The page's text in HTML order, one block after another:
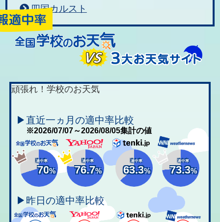
四国カルスト
頑張れ！学校のお天気
▶直近一ヵ月の適中率比較
※2026/07/07～2026/08/05集計の値
適中率
70%
適中率
76.7%
適中率
63.3%
適中率
73.3%
▶昨日の適中率比較